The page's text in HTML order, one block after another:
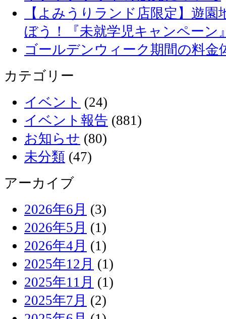
【よみうりランド店限定】遊
ぼう！『未就学児キャンペーン
ゴールデンウィーク期間の料金
カテゴリー
イベント (24)
イベント報告 (881)
お知らせ (80)
未分類 (47)
アーカイブ
2026年6月 (3)
2026年5月 (1)
2026年4月 (1)
2025年12月 (1)
2025年11月 (1)
2025年7月 (2)